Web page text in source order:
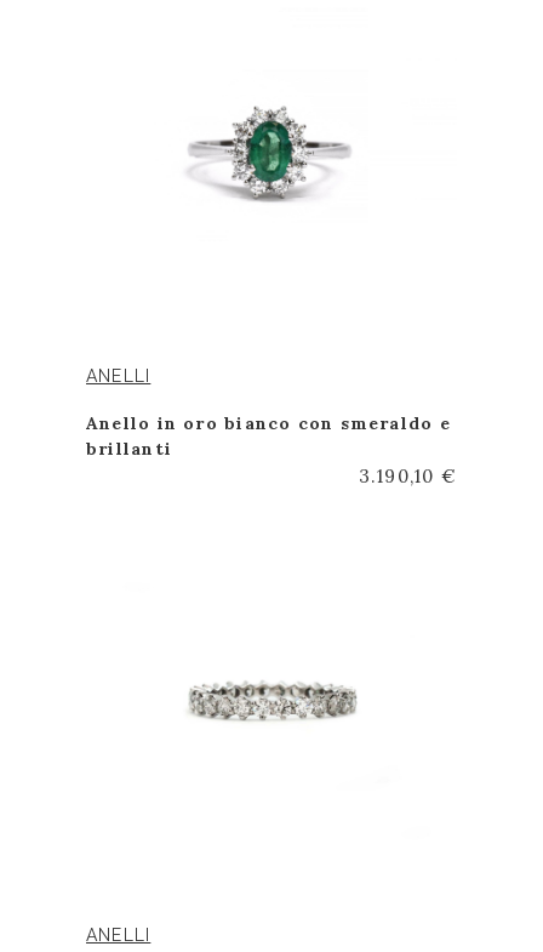
ANELLI
Anello in oro bianco con smeraldo e
brillanti
3.190,10 €
ANELLI